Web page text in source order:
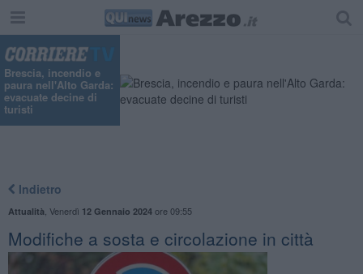
Brescia, incendio e
paura nell'Alto Garda:
evacuate decine di
turisti
Indietro
Attualità Venerdì 12 Gennaio 2024ore 09:55
Modifiche a sosta e circolazione in città